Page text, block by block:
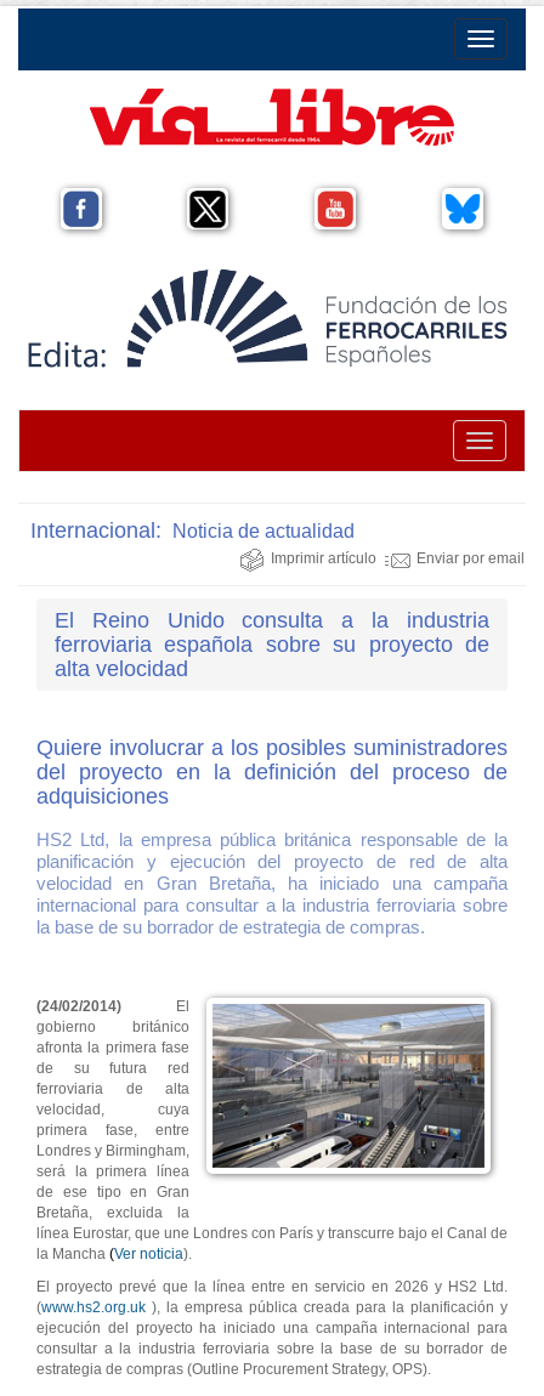
Toggle
Toggle
Internacional: Noticia de actualidad
Imprimir artículo Enviar por email
El Reino Unido consulta a la industria
ferroviaria española sobre su proyecto de
alta velocidad
Quiere involucrar a los posibles suministradores
del proyecto en la definición del proceso de
adquisiciones
HS2 Ltd, la empresa pública británica responsable de la
planificación y ejecución del proyecto de red de alta
velocidad en Gran Bretaña, ha iniciado una campaña
internacional para consultar a la industria ferroviaria sobre
la base de su borrador de estrategia de compras.
(24/02/2014)
El
gobierno británico
afronta la primera fase
de su futura red
ferroviaria de alta
velocidad, cuya
primera fase, entre
Londres y Birmingham,
será la primera línea
de ese tipo en Gran
Bretaña, excluida la
línea Eurostar, que une Londres con París y transcurre bajo el Canal de
la Mancha (Ver noticia).
El proyecto prevé que la línea entre en servicio en 2026 y HS2 Ltd.
(www.hs2.org.uk ), la empresa pública creada para la planificación y
ejecución del proyecto ha iniciado una campaña internacional para
consultar a la industria ferroviaria sobre la base de su borrador de
estrategia de compras (Outline Procurement Strategy, OPS).